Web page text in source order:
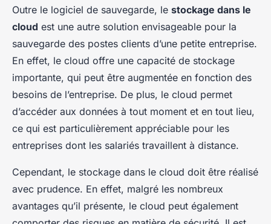
Outre le logiciel de sauvegarde, le stockage dans le
cloud est une autre solution envisageable pour la
sauvegarde des postes clients d’une petite entreprise.
En effet, le cloud offre une capacité de stockage
importante, qui peut être augmentée en fonction des
besoins de l’entreprise. De plus, le cloud permet
d’accéder aux données à tout moment et en tout lieu,
ce qui est particulièrement appréciable pour les
entreprises dont les salariés travaillent à distance.
Cependant, le stockage dans le cloud doit être réalisé
avec prudence. En effet, malgré les nombreux
avantages qu’il présente, le cloud peut également